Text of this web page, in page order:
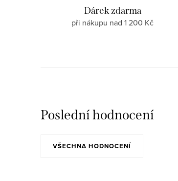
Dárek zdarma
při nákupu nad 1 200 Kč
Poslední hodnocení
VŠECHNA HODNOCENÍ